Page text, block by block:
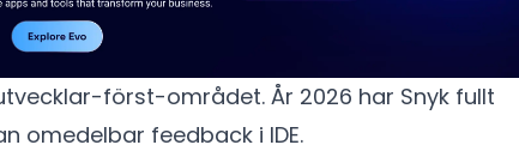
först-området. År 2026 har Snyk fullt
omedelbar feedback i IDE.